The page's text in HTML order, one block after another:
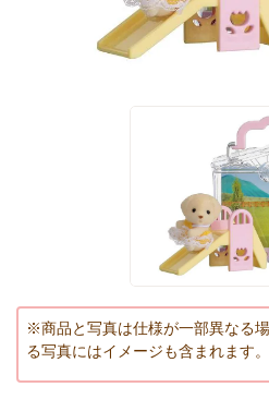
※商品と写真は仕様が一部異なる
る写真にはイメージも含まれます。